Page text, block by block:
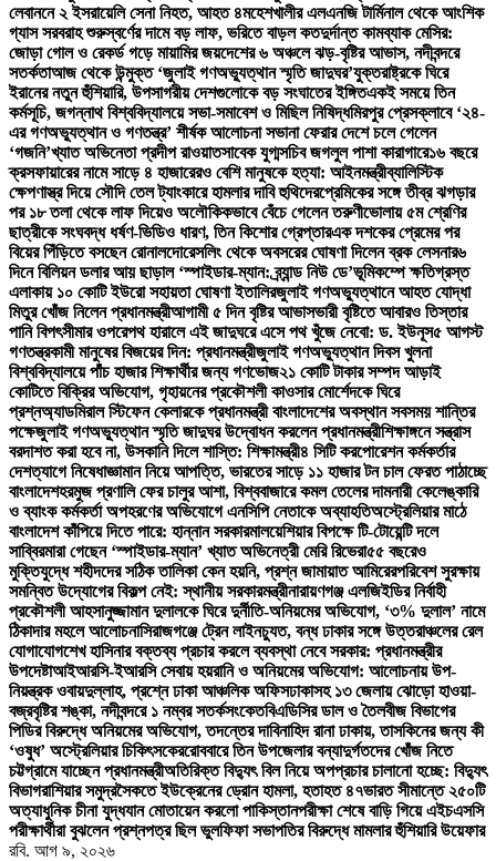
লেবাননে ২ ইসরায়েলি সেনা নিহত, আহত ৪মহেশখালীর এলএনজি টার্মিনাল থেকে আংশিক
গ্যাস সরবরাহ শুরুস্বর্ণের দামে বড় লাফ, ভরিতে বাড়ল কতদুর্দান্ত কামব্যাক মেসির:
জোড়া গোল ও রেকর্ড গড়ে মায়ামির জয়দেশের ৬ অঞ্চলে ঝড়-বৃষ্টির আভাস, নদীবন্দরে
সতর্কতাআজ থেকে উন্মুক্ত ‘জুলাই গণঅভ্যুত্থান স্মৃতি জাদুঘর’যুক্তরাষ্ট্রকে ঘিরে
ইরানের নতুন হুঁশিয়ারি, উপসাগরীয় দেশগুলোকে বড় সংঘাতের ইঙ্গিতএকই সময়ে তিন
কর্মসূচি, জগন্নাথ বিশ্ববিদ্যালয়ে সভা-সমাবেশ ও মিছিল নিষিদ্ধমিরপুর প্রেসক্লাবে ‘২৪-
এর গণঅভ্যুত্থান ও গণতন্ত্র’ শীর্ষক আলোচনা সভানা ফেরার দেশে চলে গেলেন
‘গজনি’খ্যাত অভিনেতা প্রদীপ রাওয়াতসাবেক যুগ্মসচিব জগলুল পাশা কারাগারে১৬ বছরে
ক্রসফায়ারের নামে সাড়ে ৪ হাজারেরও বেশি মানুষকে হত্যা: আইনমন্ত্রীব্যালিস্টিক
ক্ষেপণাস্ত্র দিয়ে সৌদি তেল ট্যাংকারে হামলার দাবি হুথিদেরপ্রেমিকের সঙ্গে তীব্র ঝগড়ার
পর ১৮ তলা থেকে লাফ দিয়েও অলৌকিকভাবে বেঁচে গেলেন তরুণীভোলায় ৫ম শ্রেণির
ছাত্রীকে সংঘবদ্ধ ধর্ষণ-ভিডিও ধারণ, তিন কিশোর গ্রেপ্তারএক দশকের প্রেমের পর
বিয়ের পিঁড়িতে বসছেন রোনালদোরেসলিং থেকে অবসরের ঘোষণা দিলেন ব্রক লেসনার৬
দিনে বিলিয়ন ডলার আয় ছাড়াল ‘স্পাইডার-ম্যান: ব্র্যান্ড নিউ ডে’ভূমিকম্পে ক্ষতিগ্রস্ত
এলাকায় ১০ কোটি ইউরো সহায়তা ঘোষণা ইতালিরজুলাই গণঅভ্যুত্থানে আহত যোদ্ধা
মিতুর খোঁজ নিলেন প্রধানমন্ত্রীআগামী ৫ দিন বৃষ্টির আভাসভারী বৃষ্টিতে আবারও তিস্তার
পানি বিপৎসীমার ওপরেপথ হারালে এই জাদুঘরে এসে পথ খুঁজে নেবো: ড. ইউনূস৫ আগস্ট
গণতন্ত্রকামী মানুষের বিজয়ের দিন: প্রধানমন্ত্রীজুলাই গণঅভ্যুত্থান দিবস খুলনা
বিশ্ববিদ্যালয়ে পাঁচ হাজার শিক্ষার্থীর জন্য গণভোজ২১ কোটি টাকার সম্পদ আড়াই
কোটিতে বিক্রির অভিযোগ, গৃহায়নের প্রকৌশলী কাওসার মোর্শেদকে ঘিরে
প্রশ্নঅ্যাডমিরাল স্টিফেন কেলারকে প্রধানমন্ত্রী বাংলাদেশের অবস্থান সবসময় শান্তির
পক্ষেজুলাই গণঅভ্যুত্থান স্মৃতি জাদুঘর উদ্বোধন করলেন প্রধানমন্ত্রীশিক্ষাঙ্গনে সন্ত্রাস
বরদাশত করা হবে না, উসকানি দিলে শাস্তি: শিক্ষামন্ত্রী৪ সিটি করপোরেশন কর্মকর্তার
দেশত্যাগে নিষেধাজ্ঞামান নিয়ে আপত্তি, ভারতের সাড়ে ১১ হাজার টন চাল ফেরত পাঠাচ্ছে
বাংলাদেশহরমুজ প্রণালি ফের চালুর আশা, বিশ্ববাজারে কমল তেলের দামনারী কেলেঙ্কারি
ও ব্যাংক কর্মকর্তা অপহরণের অভিযোগে এনসিপি নেতাকে অব্যাহতিঅস্ট্রেলিয়ার মাঠে
বাংলাদেশ কাঁপিয়ে দিতে পারে: হান্নান সরকারমালয়েশিয়ার বিপক্ষে টি-টোয়েন্টি দলে
সাব্বিরমারা গেছেন ‘স্পাইডার-ম্যান’ খ্যাত অভিনেত্রী মেরি রিভেরা৫৫ বছরেও
মুক্তিযুদ্ধে শহীদদের সঠিক তালিকা কেন হয়নি, প্রশ্ন জামায়াত আমিরেরপরিবেশ সুরক্ষায়
সমন্বিত উদ্যোগের বিকল্প নেই: স্থানীয় সরকারমন্ত্রীনারায়ণগঞ্জ এলজিইডির নির্বাহী
প্রকৌশলী আহসানুজ্জামান দুলালকে ঘিরে দুর্নীতি-অনিয়মের অভিযোগ, ‘৩% দুলাল’ নামে
ঠিকাদার মহলে আলোচনাসিরাজগঞ্জে ট্রেন লাইনচ্যুত, বন্ধ ঢাকার সঙ্গে উত্তরাঞ্চলের রেল
যোগাযোগশেখ হাসিনার বক্তব্য প্রচার করলে ব্যবস্থা নেবে সরকার: প্রধানমন্ত্রীর
উপদেষ্টাআইআরসি-ইআরসি সেবায় হয়রানি ও অনিয়মের অভিযোগ: আলোচনায় উপ-
নিয়ন্ত্রক ওবায়দুল্লাহ, প্রশ্নে ঢাকা আঞ্চলিক অফিসঢাকাসহ ১৩ জেলায় ঝোড়ো হাওয়া-
বজ্রবৃষ্টির শঙ্কা, নদীবন্দরে ১ নম্বর সতর্কসংকেতবিএডিসির ডাল ও তৈলবীজ বিভাগের
পিডির বিরুদ্ধে অনিয়মের অভিযোগ, তদন্তের দাবিনাহিদ রানা ঢাকায়, তাসকিনের জন্য কী
‘ওষুধ’ অস্ট্রেলিয়ার চিকিৎসকেররোববারে তিন উপজেলার বন্যাদুর্গতদের খোঁজ নিতে
চট্টগ্রামে যাচ্ছেন প্রধানমন্ত্রীঅতিরিক্ত বিদ্যুৎ বিল নিয়ে অপপ্রচার চালানো হচ্ছে: বিদ্যুৎ
বিভাগরাশিয়ার সমুদ্রসৈকতে ইউক্রেনের ড্রোন হামলা, হতাহত ৪৭ভারত সীমান্তে ২৫০টি
অত্যাধুনিক চীনা যুদ্ধযান মোতায়েন করলো পাকিস্তানপরীক্ষা শেষে বাড়ি গিয়ে এইচএসসি
পরীক্ষার্থীরা বুঝলেন প্রশ্নপত্র ছিল ভুলফিফা সভাপতির বিরুদ্ধে মামলার হুঁশিয়ারি উয়েফার
রবি. আগ ৯, ২০২৬